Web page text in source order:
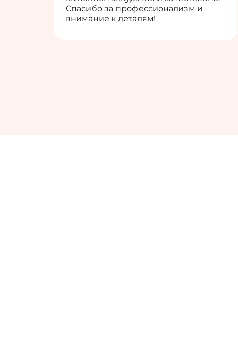
Спасибо за профессионализм и
внимание к деталям!